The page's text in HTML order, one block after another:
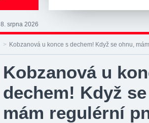
8. srpna 2026
> Kobzanová u konce s dechem! Když se ohnu,
Kobzanová u
dechem! Když
mám regulérní